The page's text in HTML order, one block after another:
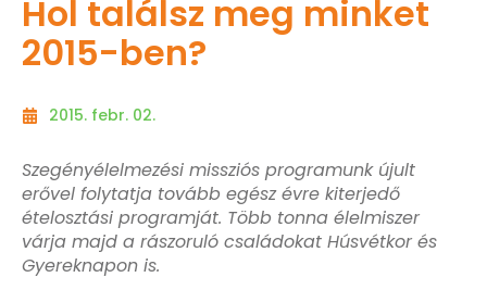
Hol találsz meg minket
2015-ben?
2015. febr. 02.
Szegényélelmezési missziós programunk újult
erővel folytatja tovább egész évre kiterjedő
ételosztási programját. Több tonna élelmiszer
várja majd a rászoruló családokat Húsvétkor és
Gyereknapon is.